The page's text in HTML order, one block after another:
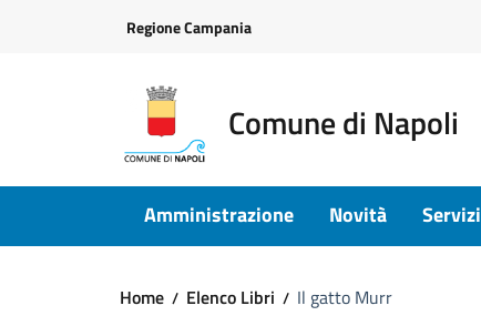
Regione Campania
Comune di Napoli
Amministrazione Novità Servizi
Home Elenco Libri Il gatto Murr